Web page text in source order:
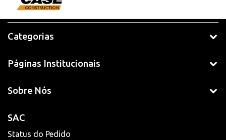
Categorias
Páginas Institucionais
Sobre Nós
SAC
Status do Pedido